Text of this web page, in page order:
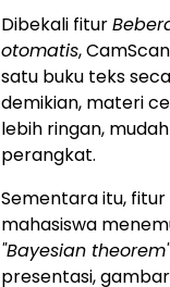
Dibekali fitur
otomatis,
satu buku teks
demikian, materi
lebih ringan,
perangkat.
Sementara itu,
mahasiswa
"Bayesian theorem"
presentasi,